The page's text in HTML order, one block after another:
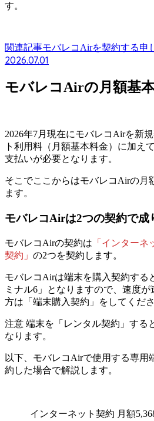
す。
関連記事モバレコAirを契約する申
2026.07.01
モバレコAirの月額基
2026年7月現在にモバレコAirを新
ト利用料（月額基本料金）に加え
支払いが必要となります。
そこでここからはモバレコAirの月
ます。
モバレコAirは2つの契約で成
モバレコAirの契約は 「インター
契約」 の2つを契約します。
モバレコAirは端末を購入契約する
ミナル6」となりますので、速度
方は「端末購入契約」をしてくださ
注意 端末を「レンタル契約」する
なります。
以下、モバレコAirで使用する専用
約した場合で解説します。
インターネット契約 月額